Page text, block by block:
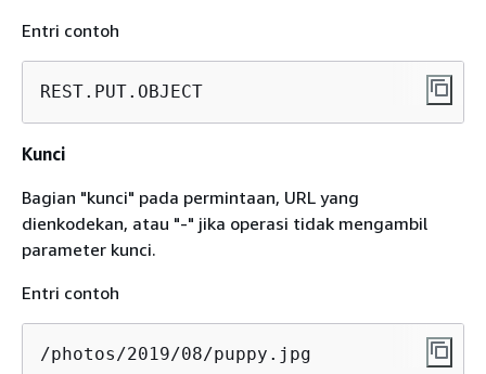
Entri contoh
REST.PUT.OBJECT
Kunci
Bagian "kunci" pada permintaan, URL yang
dienkodekan, atau "-" jika operasi tidak mengambil
parameter kunci.
Entri contoh
/photos/2019/08/puppy.jpg